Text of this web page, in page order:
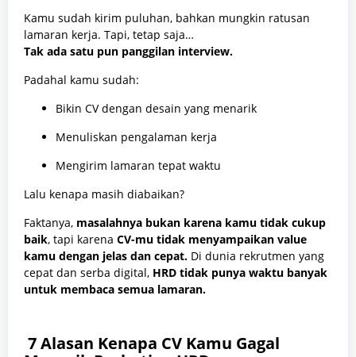
Kamu sudah kirim puluhan, bahkan mungkin ratusan
lamaran kerja. Tapi, tetap saja…
Tak ada satu pun panggilan interview.
Padahal kamu sudah:
Bikin CV dengan desain yang menarik
Menuliskan pengalaman kerja
Mengirim lamaran tepat waktu
Lalu kenapa masih diabaikan?
Faktanya, masalahnya bukan karena kamu tidak cukup
baik, tapi karena CV-mu tidak menyampaikan value
kamu dengan jelas dan cepat. Di dunia rekrutmen yang
cepat dan serba digital, HRD tidak punya waktu banyak
untuk membaca semua lamaran.
7 Alasan Kenapa CV Kamu Gagal